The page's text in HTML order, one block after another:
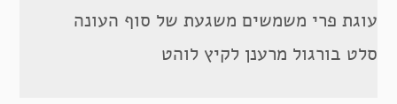
עוגת פרי משמשים משגעת של סוף העונה
סלט בורגול מרענן לקיץ לוהט